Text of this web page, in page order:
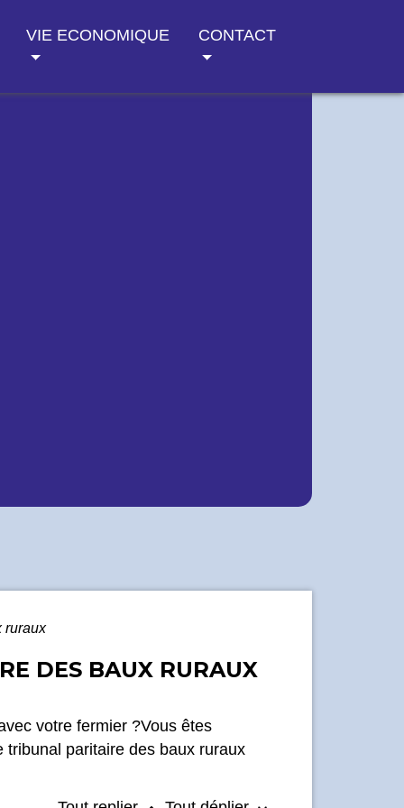
VIE ECONOMIQUE CONTACT
ruraux
DES BAUX RURAUX
votre fermier ?Vous êtes
paritaire des baux ruraux